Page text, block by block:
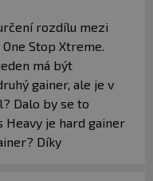
rozdílu mezi
Stop Xtreme.
má být
gainer, ale je v
Dalo by se to
Heavy je hard gainer
Díky